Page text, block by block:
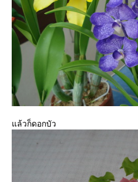
ล้วก็ดอกบัว